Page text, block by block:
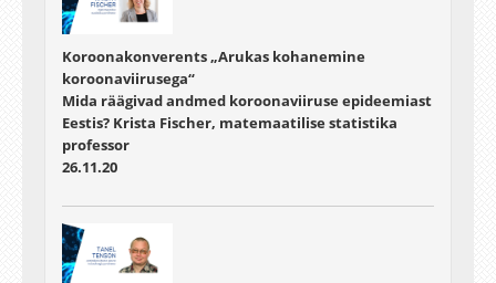
Koroonakonverents „Arukas kohanemine
koroonaviirusega“
Mida räägivad andmed koroonaviiruse epideemiast
Eestis? Krista Fischer, matemaatilise statistika
professor
26.11.20